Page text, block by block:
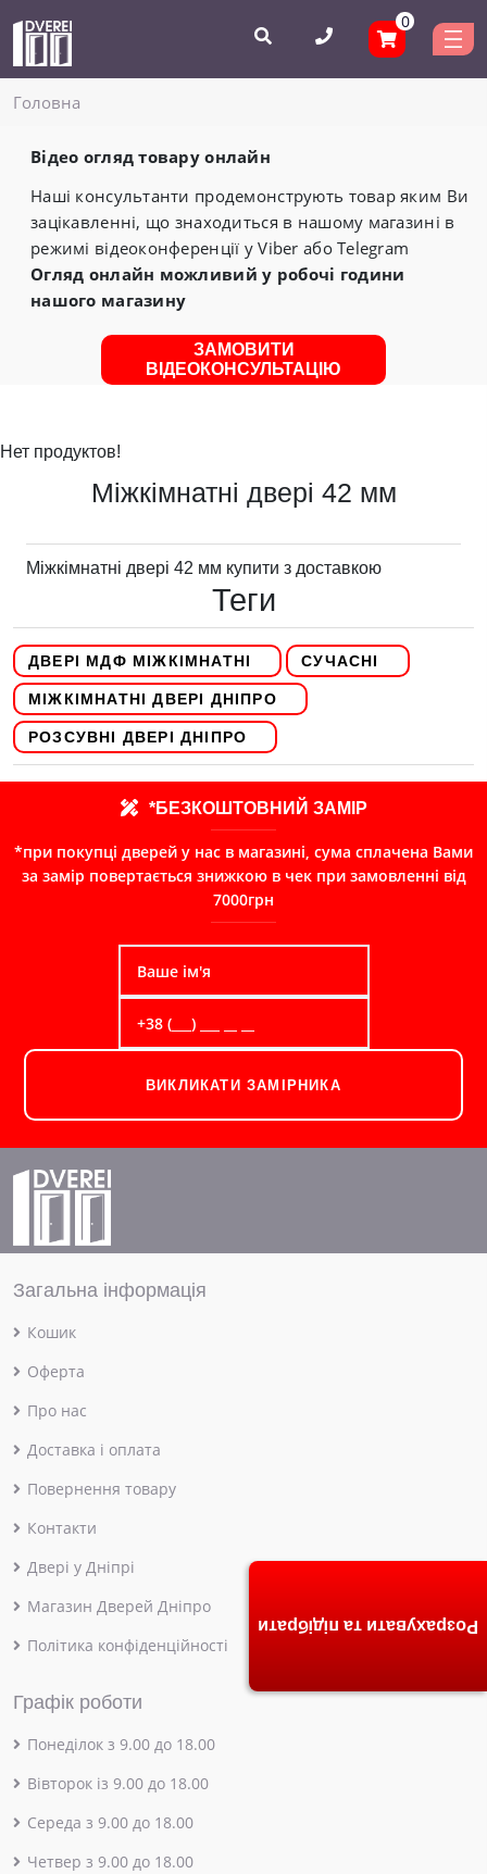
0
Головнa
Відео огляд товару онлайн
Наші консультанти продемонструють товар яким Ви
зацікавленні, що знаходиться в нашому магазині в
режимі відеоконференції у Viber або Telegram
Огляд онлайн можливий у робочі години
нашого магазину
ЗАМОВИТИ
ВІДЕОКОНСУЛЬТАЦІЮ
Нет продуктов!
Міжкімнатні двері 42 мм
Міжкімнатні двері 42 мм купити з доставкою
Теги
ДВЕРІ МДФ МІЖКІМНАТНІ СУЧАСНІ
МІЖКІМНАТНІ ДВЕРІ ДНІПРО
РОЗСУВНІ ДВЕРІ ДНІПРО
*БЕЗКОШТОВНИЙ ЗАМІР
*при покупці дверей у нас в магазині, сума сплачена Вами
за замір повертається знижкою в чек при замовленні від
7000грн
ВИКЛИКАТИ ЗАМІРНИКА
Загальна інформація
Кошик
Оферта
Про нас
Доставка і оплата
Повернення товару
Контакти
Двері у Дніпрі
Магазин Дверей Дніпро
Політика конфіденційності
Графік роботи
Понеділок з 9.00 до 18.00
Вівторок із 9.00 до 18.00
Середа з 9.00 до 18.00
Четвер з 9.00 до 18.00
Розрахувати та підібрати